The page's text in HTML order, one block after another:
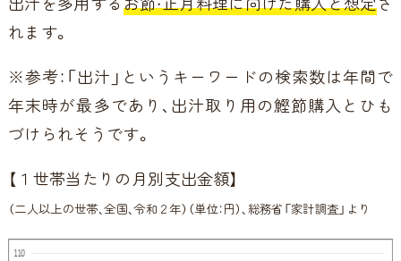
れます。
※参考：「出汁」というキーワードの検索数は年間で
年末時が最多であり、出汁取り用の鰹節購入とひも
づけられそうです。
【１世帯当たりの月別支出金額】
（二人以上の世帯、全国、令和２年）（単位：円）、総務省「家計調査」より